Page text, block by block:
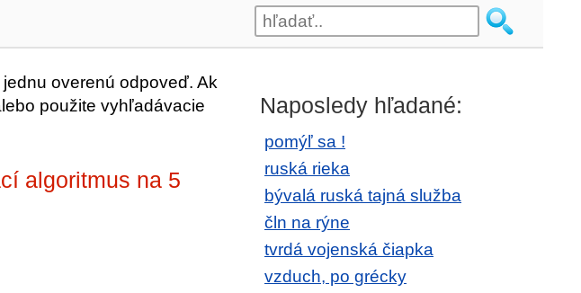
overenú odpoveď. Ak
použite vyhľadávacie
algoritmus na 5
Naposledy hľadané:
pomýľ sa !
ruská rieka
bývalá ruská tajná služba
čln na rýne
tvrdá vojenská čiapka
vzduch, po grécky